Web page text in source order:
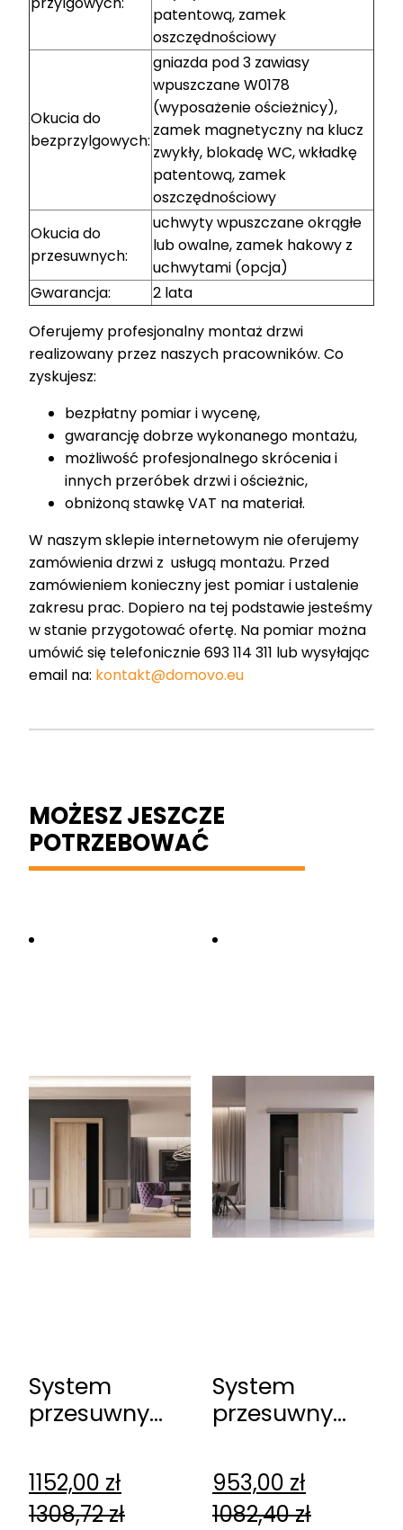
patentową, zamek
oszczędnościowy
Okucia do
bezprzylgowych:
gniazda pod 3 zawiasy
wpuszczane W0178
(wyposażenie ościeżnicy),
zamek magnetyczny na klucz
zwykły, blokadę WC, wkładkę
patentową, zamek
oszczędnościowy
Okucia do
przesuwnych:
uchwyty wpuszczane okrągłe
lub owalne, zamek hakowy z
uchwytami (opcja)
Gwarancja:
2 lata
Oferujemy profesjonalny montaż drzwi
realizowany przez naszych pracowników. Co
zyskujesz:
bezpłatny pomiar i wycenę,
gwarancję dobrze wykonanego montażu,
możliwość profesjonalnego skrócenia i
innych przeróbek drzwi i ościeżnic,
obniżoną stawkę VAT na materiał.
W naszym sklepie internetowym nie oferujemy
zamówienia drzwi z usługą montażu. Przed
zamówieniem konieczny jest pomiar i ustalenie
zakresu prac. Dopiero na tej podstawie jesteśmy
w stanie przygotować ofertę. Na pomiar można
umówić się telefonicznie 693 114 311 lub wysyłając
email na: kontakt@domovo.eu
MOŻESZ JESZCZE
POTRZEBOWAĆ
System
przesuwny
ościeżnicowy
1152,00 zł
1308,72zł
System
przesuwny
naścienny
Spazio CD
953,00 zł
1082,40zł